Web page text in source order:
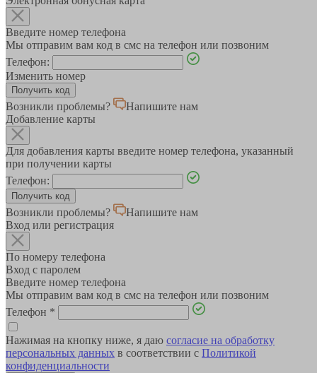
Введите номер телефона
Мы отправим вам код в смс на телефон или позвоним
Телефон:
Изменить номер
Возникли проблемы?
Напишите нам
Добавление карты
Для добавления карты введите номер телефона, указанный
при получении карты
Телефон:
Возникли проблемы?
Напишите нам
Вход или регистрация
По номеру телефона
Вход с паролем
Введите номер телефона
Мы отправим вам код в смс на телефон или позвоним
Телефон *
Нажимая на кнопку ниже, я даю согласие на обработку
персональных данных в соответствии с Политикой
конфиденциальности